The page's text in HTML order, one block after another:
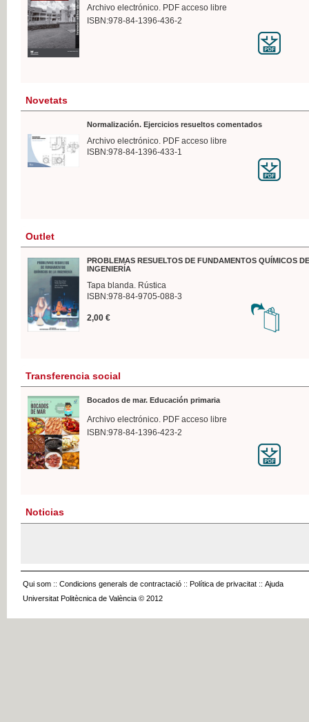
Archivo electrónico. PDF acceso libre
ISBN:978-84-1396-436-2
Novetats
Normalización. Ejercicios resueltos comentados
Archivo electrónico. PDF acceso libre
ISBN:978-84-1396-433-1
Outlet
PROBLEMAS RESUELTOS DE FUNDAMENTOS QUÍMICOS
INGENIERÍA
Tapa blanda. Rústica
ISBN:978-84-9705-088-3
2,00 €
Transferencia social
Bocados de mar. Educación primaria
Archivo electrónico. PDF acceso libre
ISBN:978-84-1396-423-2
Noticias
Qui som :: Condicions generals de contractació :: Política de privacitat :: Ajuda
Universitat Politècnica de València © 2012